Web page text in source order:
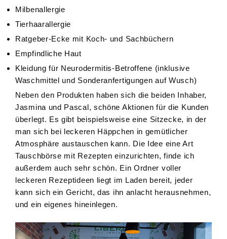
Milbenallergie
Tierhaarallergie
Ratgeber-Ecke mit Koch- und Sachbüchern
Empfindliche Haut
Kleidung für Neurodermitis-Betroffene (inklusive
Waschmittel und Sonderanfertigungen auf Wusch)
Neben den Produkten haben sich die beiden Inhaber,
Jasmina und Pascal, schöne Aktionen für die Kunden
überlegt. Es gibt beispielsweise eine Sitzecke, in der
man sich bei leckeren Häppchen in gemütlicher
Atmosphäre austauschen kann. Die Idee eine Art
Tauschbörse mit Rezepten einzurichten, finde ich
außerdem auch sehr schön. Ein Ordner voller
leckeren Rezeptideen liegt im Laden bereit, jeder
kann sich ein Gericht, das ihn anlacht herausnehmen,
und ein eigenes hineinlegen.